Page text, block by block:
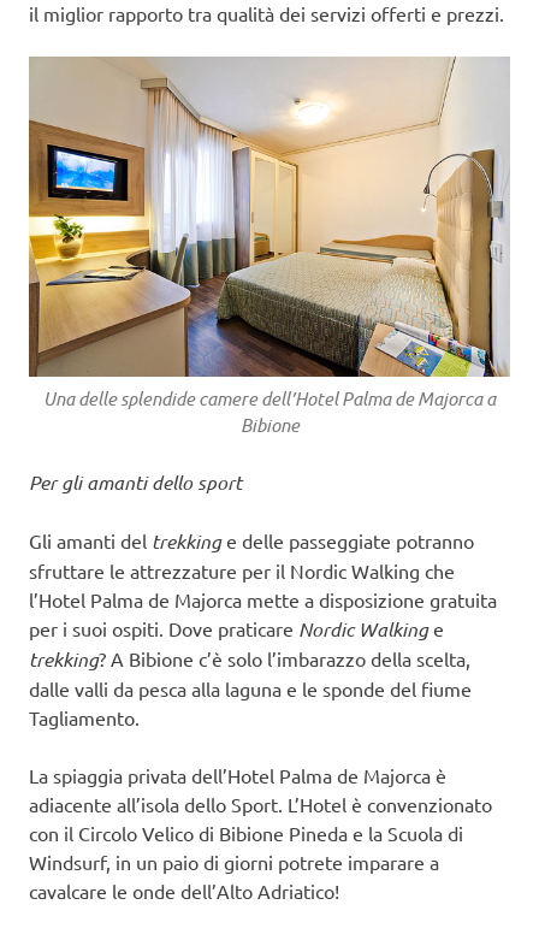
il miglior rapporto tra qualità dei servizi offerti e prezzi.
Una delle splendide camere dell’Hotel Palma de Majorca a
Bibione
Per gli amanti dello sport
Gli amanti del trekkinge delle passeggiate potranno
sfruttare le attrezzature per il Nordic Walking che
l’Hotel Palma de Majorca mette a disposizione gratuita
per i suoi ospiti. Dove praticare Nordic Walkinge
trekking? A Bibione c’è solo l’imbarazzo della scelta,
dalle valli da pesca alla laguna e le sponde del fiume
Tagliamento.
La spiaggia privata dell’Hotel Palma de Majorca è
adiacente all’isola dello Sport. L’Hotel è convenzionato
con il Circolo Velico di Bibione Pineda e la Scuola di
Windsurf, in un paio di giorni potrete imparare a
cavalcare le onde dell’Alto Adriatico!